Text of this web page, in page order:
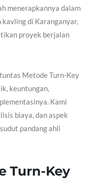
menerapkannya dalam
kavling di Karanganyar,
proyek berjalan
Metode Turn-Key
keuntungan,
Kami
biaya, dan aspek
pandang ahli
Turn-Key